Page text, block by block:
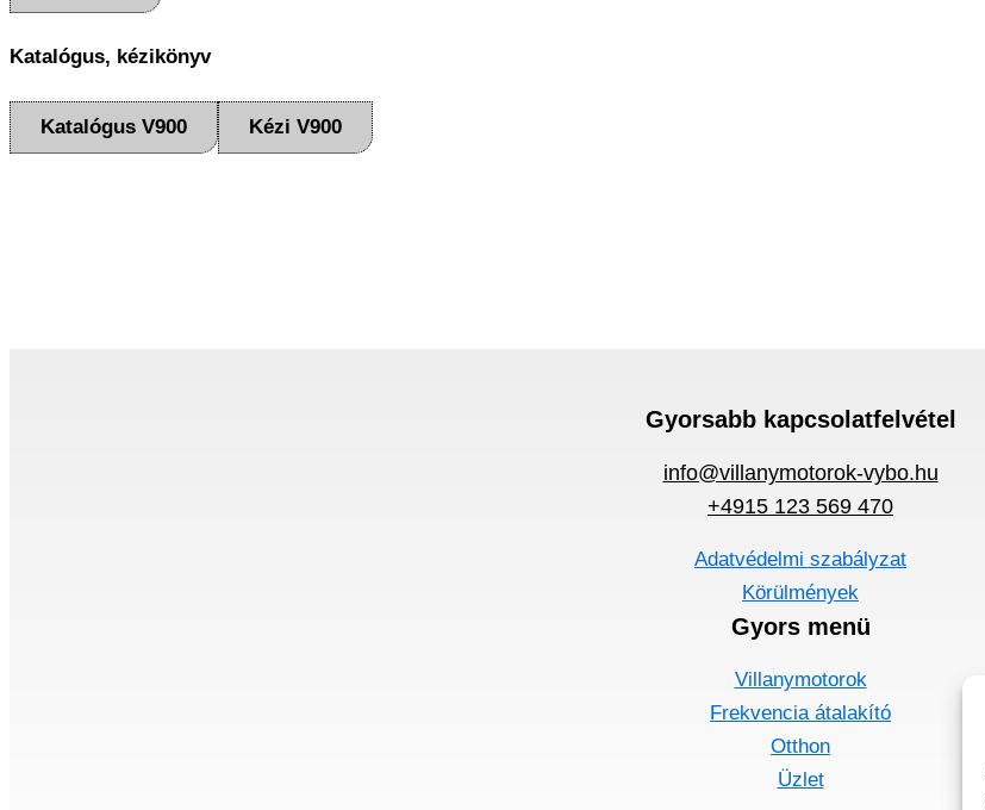
Katalógus, kézikönyv
Katalógus V900 Kézi V900
Gyorsabb kapcsolatfelvétel
info@villanymotorok-vybo.hu
+4915 123 569 470
Adatvédelmi szabályzat
Körülmények
Gyors menü
Villanymotorok
Frekvencia átalakító
Otthon
Üzlet